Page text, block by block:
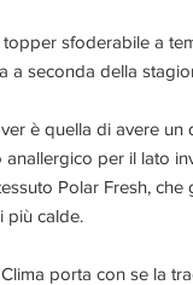
sfoderabile a
a seconda della
è quella di avere
per il lato
Polar Fresh,
più calde.
porta con se la